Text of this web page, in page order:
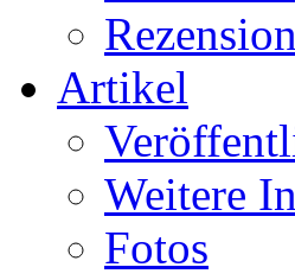
Artikel
Weitere
Fotos